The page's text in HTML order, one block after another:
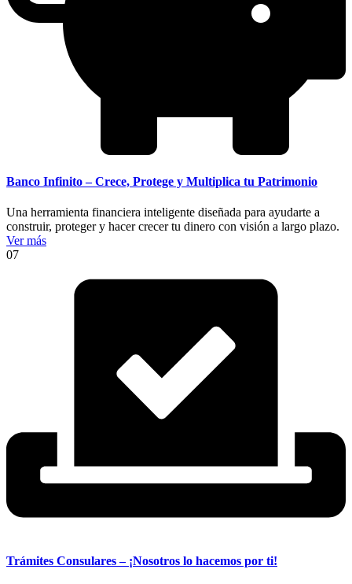
Banco Infinito – Crece, Protege y Multiplica tu Patrimonio
Una herramienta financiera inteligente diseñada para ayudarte a
construir, proteger y hacer crecer tu dinero con visión a largo plazo.
Ver más
07
Trámites Consulares – ¡Nosotros lo hacemos por ti!